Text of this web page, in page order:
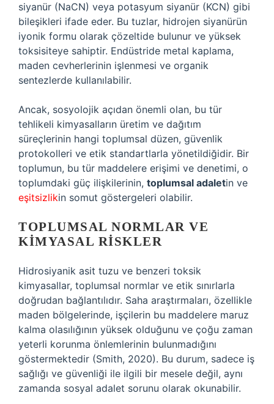
siyanür (NaCN) veya potasyum siyanür (KCN) gibi
bileşikleri ifade eder. Bu tuzlar, hidrojen siyanürün
iyonik formu olarak çözeltide bulunur ve yüksek
toksisiteye sahiptir. Endüstride metal kaplama,
maden cevherlerinin işlenmesi ve organik
sentezlerde kullanılabilir.
Ancak, sosyolojik açıdan önemli olan, bu tür
tehlikeli kimyasalların üretim ve dağıtım
süreçlerinin hangi toplumsal düzen, güvenlik
protokolleri ve etik standartlarla yönetildiğidir. Bir
toplumun, bu tür maddelere erişimi ve denetimi, o
toplumdaki güç ilişkilerinin, toplumsal adaletin ve
eşitsizlikin somut göstergeleri olabilir.
TOPLUMSAL NORMLAR VE
KIMYASAL RISKLER
Hidrosiyanik asit tuzu ve benzeri toksik
kimyasallar, toplumsal normlar ve etik sınırlarla
doğrudan bağlantılıdır. Saha araştırmaları, özellikle
maden bölgelerinde, işçilerin bu maddelere maruz
kalma olasılığının yüksek olduğunu ve çoğu zaman
yeterli korunma önlemlerinin bulunmadığını
göstermektedir (Smith, 2020). Bu durum, sadece iş
sağlığı ve güvenliği ile ilgili bir mesele değil, aynı
zamanda sosyal adalet sorunu olarak okunabilir.